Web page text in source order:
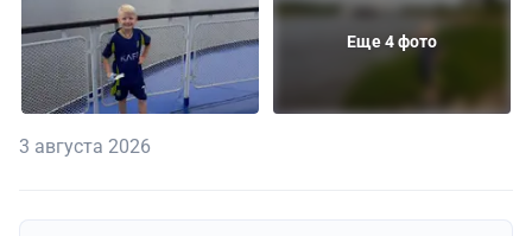
Еще 4 фото
3 августа 2026